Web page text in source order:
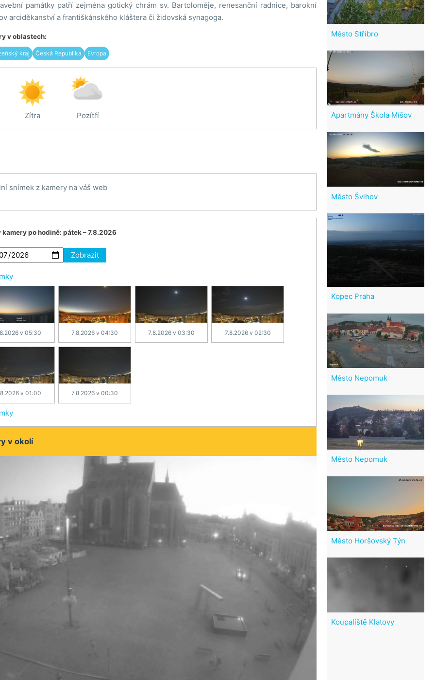
památky patří zejména gotický chrám sv. Bartoloměje, renesanční radnice, barokní
arciděkanství a františkánského kláštera či židovská synagoga.
v oblastech:
kraj Česká Republika Evropa
Zítra Pozítří
snímek z kamery na váš web
kamery po hodině: pátek – 7.8.2026
Zobrazit
v 05:30 7.8.2026 v 04:30 7.8.2026 v 03:30 7.8.2026 v 02:30
v 01:00 7.8.2026 v 00:30
v okolí
Město Stříbro
Apartmány Škola Míšov
Město Švihov
Kopec Praha
Město Nepomuk
Město Nepomuk
Město Horšovský Týn
Koupaliště Klatovy